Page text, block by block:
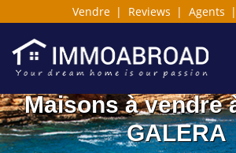
Vendre | Reviews | Agents |
Maisons à vendre
GALERA